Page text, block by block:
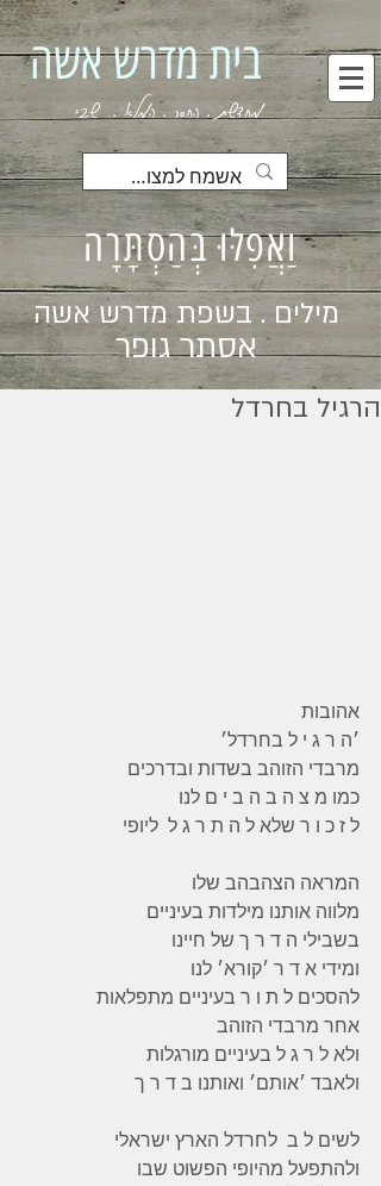
בית מדרש אשה
מחדשת . החסר . המלא . שבי
וַאֲפִלּוּ בְּהַסְתָּרָה
מילים . בשפת מדרש אשה
אסתר גופר
הרגיל בחרדל
אהובות
׳ה ר ג י ל בחרדל׳
מרבדי הזוהב בשדות ובדרכים
כמו מ צ ה ב ה ב י ם לנו
ל ז כ ו ר שלא ל ה ת ר ג ל  ליופי
המראה הצהבהב שלו
מלווה אותנו מילדות בעיניים
בשבילי ה ד ר ך של חיינו
ומידי א ד ר ׳קורא׳ לנו
להסכים ל ת ו ר בעיניים מתפלאות
אחר מרבדי הזוהב
ולא ל ר ג ל בעיניים מורגלות
ולאבד ׳אותם׳ ואותנו ב ד ר ך
לשים ל ב  לחרדל הארץ ישראלי
ולהתפעל מהיופי הפשוט שבו